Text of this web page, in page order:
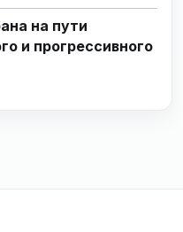
на пути
и прогрессивного